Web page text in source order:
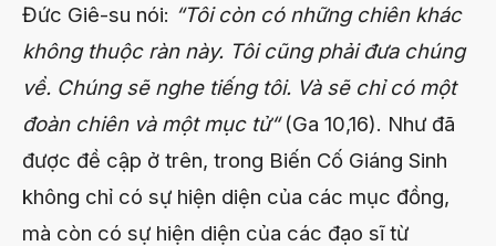
Đức Giê-su nói: “Tôi còn có những chiên khác
không thuộc ràn này. Tôi cũng phải đưa chúng
về. Chúng sẽ nghe tiếng tôi. Và sẽ chỉ có một
đoàn chiên và một mục tử“(Ga 10,16). Như đã
được đề cập ở trên, trong Biến Cố Giáng Sinh
không chỉ có sự hiện diện của các mục đồng,
mà còn có sự hiện diện của các đạo sĩ từ